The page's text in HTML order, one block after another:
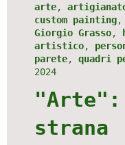
arte,
custom painting,
Giorgio Grasso,
artistico,
parete, quadri
2024
"Arte":
strana